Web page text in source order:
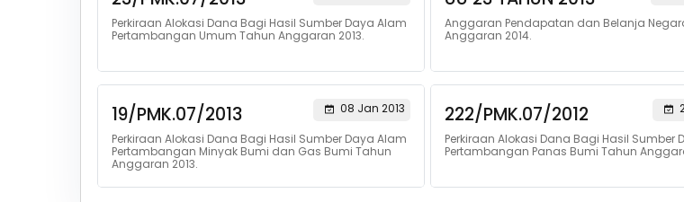
Perkiraan Alokasi Dana Bagi Hasil Sumber Daya Alam
Pertambangan Umum Tahun Anggaran 2013.
Anggaran Pendapatan dan Belanja
Anggaran 2014.
19/PMK.07/2013
08 Jan 2013
Perkiraan Alokasi Dana Bagi Hasil Sumber Daya Alam
Pertambangan Minyak Bumi dan Gas Bumi Tahun
Anggaran 2013.
222/PMK.07/2012
Perkiraan Alokasi Dana Bagi Hasil Sumber
Pertambangan Panas Bumi Tahun